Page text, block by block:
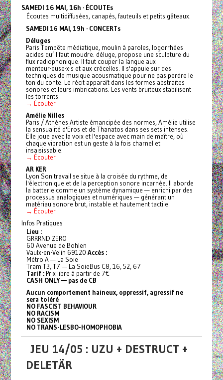
SAMEDI 16 MAI, 16h · ÉCOUTEs
Écoutes multidiffusées, canapés, fauteuils et petits gâteaux.
SAMEDI 16 MAI, 19h · CONCERTs
Déluges
Paris Tempête médiatique, moulin à paroles, logorrhées
acides qu’il faut moudre. déluge, propose une sculpture du
flux radiophonique. Il faut couper la langue aux
menteur·euse·x·s et aux crécelles. Il s'appuie sur des
techniques de musique acousmatique pour ne pas perdre le
ton du conte. Le récit apparaît dans les formes abstraites
sonores et leurs imbrications. Les vents bruiteux stabilisent
les torrents.
→ Écouter
Amélie Nilles
Paris / Athènes Artiste émancipée des normes, Amélie utilise
la sensualité d'Eros et de Thanatos dans ses sets intenses.
Elle joue avec la voix et l'espace avec main de maître, où
chaque vibration est un geste à la fois charnel et
insaisissable.
→ Écouter
AR KER
Lyon Son travail se situe à la croisée du rythme, de
l'électronique et de la perception sonore incarnée. Il aborde
la batterie comme un système dynamique — enrichi par des
processus analogiques et numériques — générant un
matériau sonore brut, instable et hautement tactile.
→ Écouter
Infos Pratiques
Lieu :
GRRRND ZERO
60 Avenue de Bohlen
Vaulx-en-Velin 69120 Accès :
Métro A — La Soie
Tram T3, T7 — La SoieBus C8, 16, 52, 67
Tarif :Prix libre à partir de 7€
CASH ONLY — pas de CB
Aucun comportement haineux, oppressif, agressif ne
sera toléré
NO FASCIST BEHAVIOUR
NO RACISM
NO SEXISM
NO TRANS-LESBO-HOMOPHOBIA
JEU 14/05 : UZU + DESTRUCT +
DELETÄR